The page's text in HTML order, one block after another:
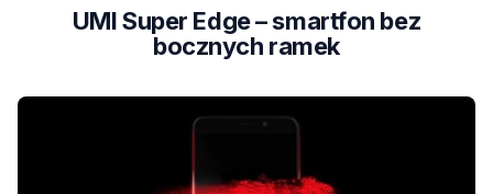
UMI Super Edge – smartfon bez
bocznych ramek